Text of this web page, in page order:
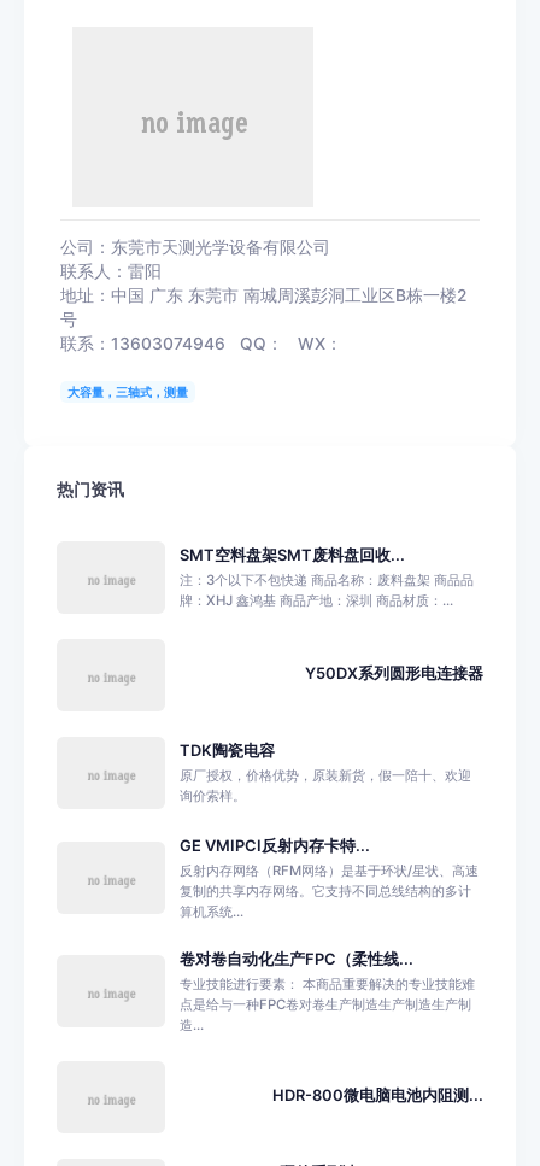
公司：东莞市天测光学设备有限公司
联系人：雷阳
地址：中国 广东 东莞市 南城周溪彭洞工业区B栋一楼2
号
联系：13603074946 QQ： WX：
大容量，三轴式，测量
热门资讯
SMT空料盘架SMT废料盘回收...
注：3个以下不包快递 商品名称：废料盘架 商品品
牌：XHJ 鑫鸿基 商品产地：深圳 商品材质：...
Y50DX系列圆形电连接器
TDK陶瓷电容
原厂授权，价格优势，原装新货，假一陪十、欢迎
询价索样。
GE VMIPCI反射内存卡特...
反射内存网络（RFM网络）是基于环状/星状、高速
复制的共享内存网络。它支持不同总线结构的多计
算机系统...
卷对卷自动化生产FPC（柔性线...
专业技能进行要素： 本商品重要解决的专业技能难
点是给与一种FPC卷对卷生产制造生产制造生产制
造...
HDR-800微电脑电池内阻测...